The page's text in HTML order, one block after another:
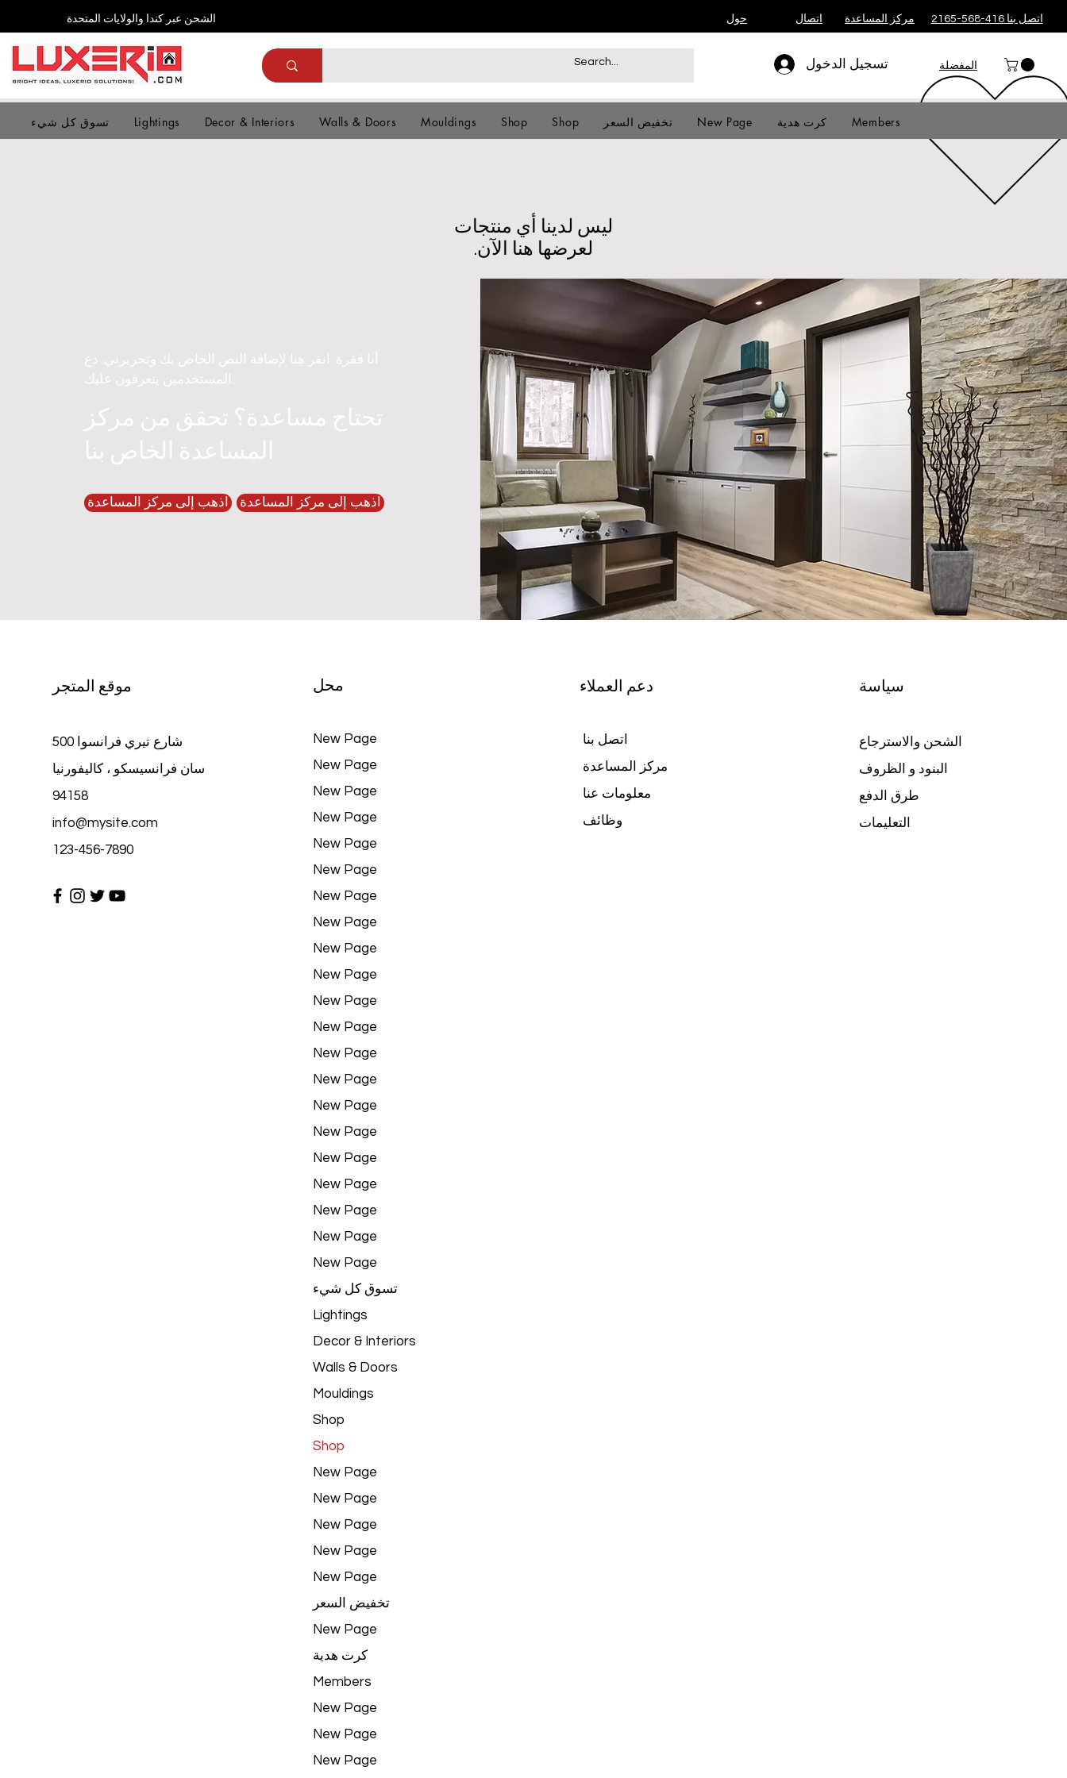
الشحن عبر كندا والولايات المتحدة حول اتصال مركز المساعدة اتصل بنا 416-568-2165
تسجيل الدخول المفضلة
تسوق كل شيء Lightings Decor & Interiors Walls & Doors Mouldings Shop Shop تخفيض السعر New Page كرت هدية Members
لعرضها هنا الآن.
أنا فقرة. انقر هنا لإضافة النص الخاص بك وتحريرني. دع
المستخدمين يتعرفون عليك.
تحتاج مساعدة؟ تحقق من مركز
المساعدة الخاص بنا
اذهب إلى مركز المساعدة اذهب إلى مركز المساعدة
موقع المتجر
500 شارع تيري فرانسوا
سان فرانسيسكو ، كاليفورنيا
94158
info@mysite.com
123-456-7890
محل
New Page
New Page
New Page
New Page
New Page
New Page
New Page
New Page
New Page
New Page
New Page
New Page
New Page
New Page
New Page
New Page
New Page
New Page
New Page
New Page
New Page
تسوق كل شيء
Lightings
Decor & Interiors
Walls & Doors
Mouldings
Shop
Shop
New Page
New Page
New Page
New Page
New Page
تخفيض السعر
New Page
كرت هدية
Members
New Page
New Page
New Page
دعم العملاء
اتصل بنا
مركز المساعدة
معلومات عنا
وظائف
سياسة
الشحن والاسترجاع
البنود و الظروف
التعليمات